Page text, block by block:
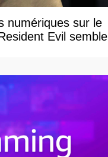
numériques sur le
Evil semble